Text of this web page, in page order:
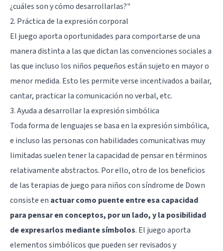
¿cuáles son y cómo desarrollarlas?"
2. Práctica de la expresión corporal
El juego aporta oportunidades para comportarse de una
manera distinta a las que dictan las convenciones sociales a
las que incluso los niños pequeños están sujeto en mayor o
menor medida. Esto les permite verse incentivados a bailar,
cantar, practicar la comunicación no verbal, etc.
3. Ayuda a desarrollar la expresión simbólica
Toda forma de lenguajes se basa en la expresión simbólica,
e incluso las personas con habilidades comunicativas muy
limitadas suelen tener la capacidad de pensar en términos
relativamente abstractos. Por ello, otro de los beneficios
de las terapias de juego para niños con síndrome de Down
consiste en actuar como puente entre esa capacidad
para pensar en conceptos, por un lado, y la posibilidad
de expresarlos mediante símbolos. El juego aporta
elementos simbólicos que pueden ser revisados y